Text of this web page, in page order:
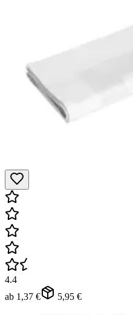
4.4
ab 1,37 € 5,95 €